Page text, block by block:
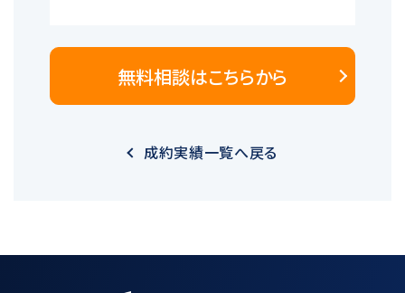
無料相談はこちらから
成約実績一覧へ戻る